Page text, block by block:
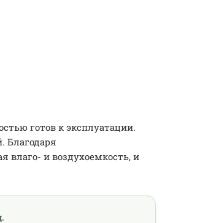
готов к эксплуатации.
Благодаря
влаго- и воздухоемкость, и